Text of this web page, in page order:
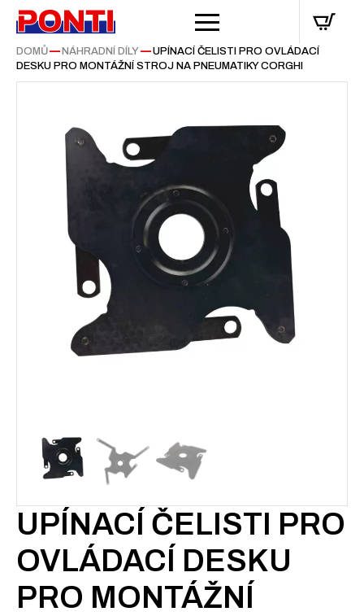
DOMŮ— NÁHRADNÍ DÍLY—UPÍNACÍ ČELISTI PRO OVLÁDACÍ
DESKU PRO MONTÁŽNÍ STROJ NA PNEUMATIKY CORGHI
UPÍNACÍ ČELISTI PRO
OVLÁDACÍ DESKU
PRO MONTÁŽNÍ